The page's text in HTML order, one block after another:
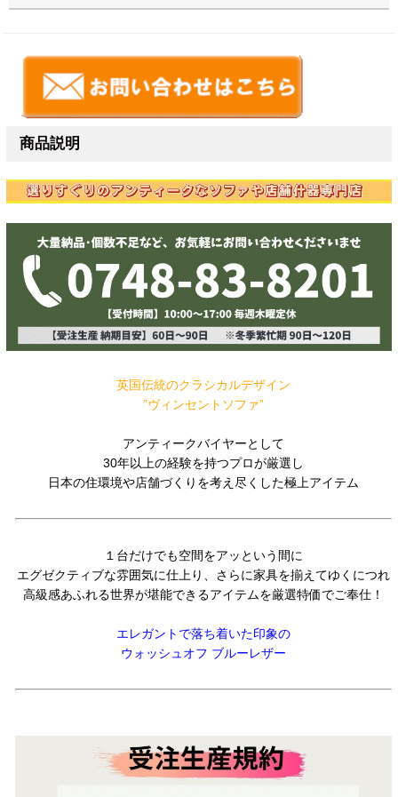
商品説明
英国伝統のクラシカルデザイン
”ヴィンセントソファ”
アンティークバイヤーとして
30年以上の経験を持つプロが厳選し
日本の住環境や店舗づくりを考え尽くした極上アイテム
１台だけでも空間をアッという間に
エグゼクティブな雰囲気に仕上り、さらに家具を揃えてゆくにつれ
高級感あふれる世界が堪能できるアイテムを厳選特価でご奉仕！
エレガントで落ち着いた印象の
ウォッシュオフ ブルーレザー